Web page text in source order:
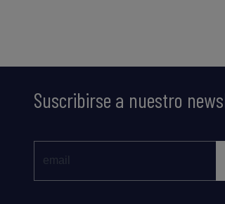
Suscribirse a nuestro